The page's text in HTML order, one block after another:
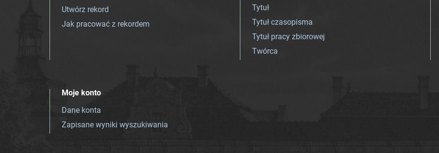
Utwórz rekord
Jak pracować z rekordem
Tytuł
Tytuł czasopisma
Tytuł pracy zbiorowej
Twórca
Moje konto
Dane konta
Zapisane wyniki wyszukiwania